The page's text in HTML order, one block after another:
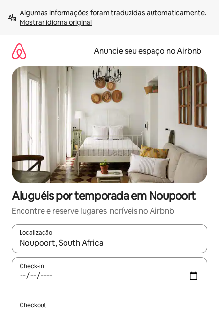
para
Mostrar idioma original
Anuncie seu espaço no Airbnb
Aluguéis por temporada em Noupoort
Encontre e reserve lugares incríveis no Airbnb
Localização
Quando os resultados estiverem disponíveis, explore-os
Check-in
Checkout